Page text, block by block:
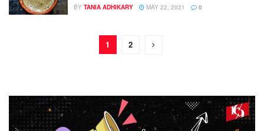
BY TANIA ADHIKARY MAY 22, 2021 0
1 2